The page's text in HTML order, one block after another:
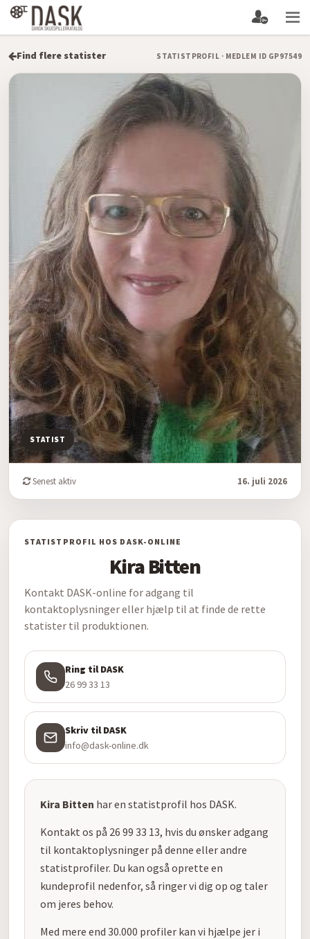
Find flere statister STATISTPROFIL · MEDLEM ID GP97549
STATIST
Senest aktiv 16. juli 2026
STATISTPROFIL HOS DASK-ONLINE
Kira Bitten
Kontakt DASK-online for adgang til
kontaktoplysninger eller hjælp til at finde de rette
statister til produktionen.
Ring til DASK
26 99 33 13
Skriv til DASK
info@dask-online.dk
Kira Bitten har en statistprofil hos DASK.
Kontakt os på 26 99 33 13, hvis du ønsker adgang
til kontaktoplysninger på denne eller andre
statistprofiler. Du kan også oprette en
kundeprofil nedenfor, så ringer vi dig op og taler
om jeres behov.
Med mere end 30.000 profiler kan vi hjælpe jer i